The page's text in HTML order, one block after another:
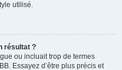
utilisé.
résultat ?
ou incluait trop de termes
Essayez d’être plus précis et